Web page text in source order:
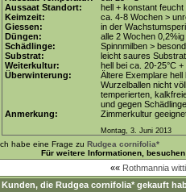
Aussaat Standort:
hell + konstant
Keimzeit:
ca. 4-8 Wochen >
Giessen:
in der
Düngen:
alle 2 Wochen
Schädlinge:
Spinnmilben >
Substrat:
leicht saures
Weiterkultur:
hell bei ca. 20-25°C
Überwinterung:
Ältere Exemplare
Wurzelballen nicht
temperierten,
und gegen
Anmerkung:
Zimmerkultur
Montag, 3. Juni 2013
habe eine Frage zu Rudgea cornifolia*
Für weitere Informationen,
«« Rothmannia
Kunden, die Rudgea cornifolia* gekauft